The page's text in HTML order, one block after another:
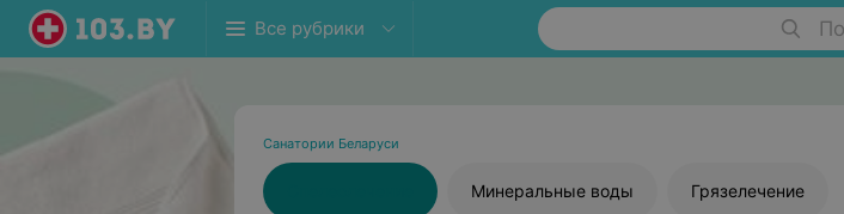
Все рубрики
Санатории Беларуси
Минеральные воды Грязелечение